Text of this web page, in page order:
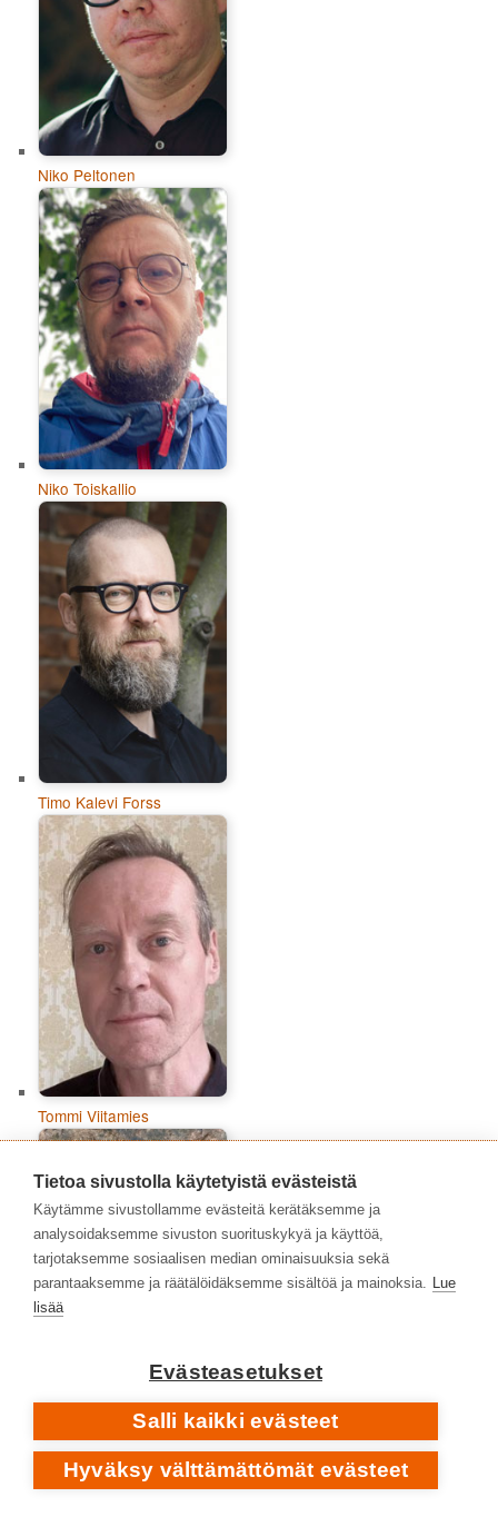
Niko Peltonen
Niko Toiskallio
Timo Kalevi Forss
Tommi Viitamies
Topias Tiheäsalo
Tietoa sivustolla käytetyistä evästeistä
Käytämme sivustollamme evästeitä kerätäksemme ja
analysoidaksemme sivuston suorituskykyä ja käyttöä,
tarjotaksemme sosiaalisen median ominaisuuksia sekä
parantaaksemme ja räätälöidäksemme sisältöä ja mainoksia. Lue
lisää
Evästeasetukset
Salli kaikki evästeet
Hyväksy välttämättömät evästeet